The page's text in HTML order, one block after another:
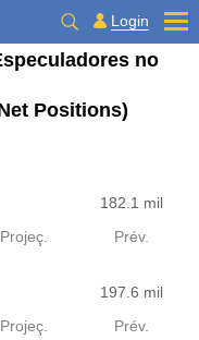
Login
no
Positions)
182.1 mil
Projeç. Prév.
197.6 mil
Projeç. Prév.